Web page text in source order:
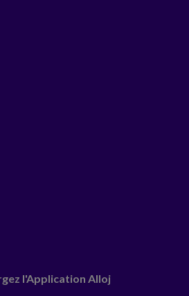
l'Application Alloj